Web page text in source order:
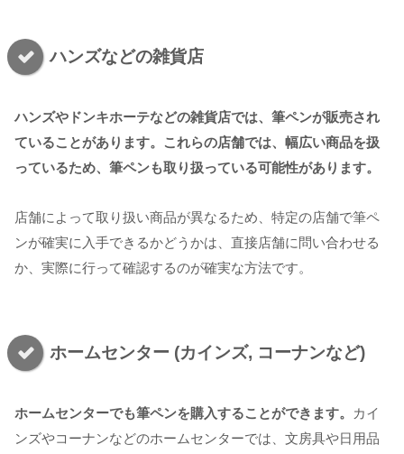
ハンズなどの雑貨店
ハンズやドンキホーテなどの雑貨店では、筆ペンが販売され
ていることがあります。これらの店舗では、幅広い商品を扱
っているため、筆ペンも取り扱っている可能性があります。
店舗によって取り扱い商品が異なるため、特定の店舗で筆ペ
ンが確実に入手できるかどうかは、直接店舗に問い合わせる
か、実際に行って確認するのが確実な方法です。
ホームセンター (カインズ, コーナンなど)
ホームセンターでも筆ペンを購入することができます。
カイ
ンズやコーナンなどのホームセンターでは、文房具や日用品